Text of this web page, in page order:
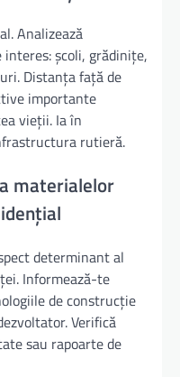
Analizează
școli, grădinițe,
Distanța față de
importante
vieții. Ia în
rutieră.
materialelor
determinant al
Informează-te
de construcție
Verifică
sau rapoarte de